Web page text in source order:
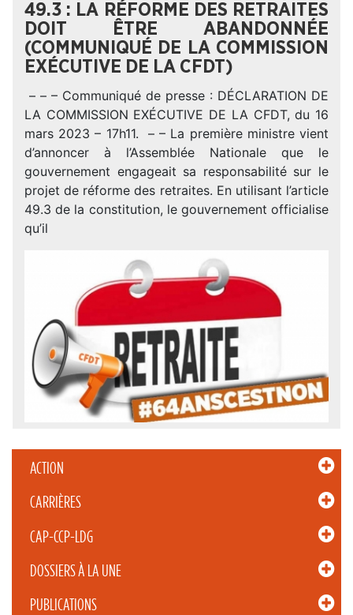
ACTION
CARRIÈRES
CAP-CCP-LDG
DOSSIERS À LA UNE
PUBLICATIONS
49.3 : LA RÉFORME DES RETRAITES
DOIT ÊTRE ABANDONNÉE
(COMMUNIQUÉ DE LA COMMISSION
EXÉCUTIVE DE LA CFDT)
– – – Communiqué de presse : DÉCLARATION DE
LA COMMISSION EXÉCUTIVE DE LA CFDT, du 16
mars 2023 – 17h11. – – La première ministre vient
d’annoncer à l’Assemblée Nationale que le
gouvernement engageait sa responsabilité sur le
projet de réforme des retraites. En utilisant l’article
49.3 de la constitution, le gouvernement officialise
qu’il